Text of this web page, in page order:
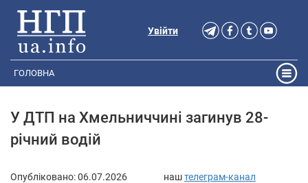
Увійти
ГОЛОВНА
У ДТП на Хмельниччині загинув 28-
річний водій
Опубліковано:06.07.2026 наштелеграм-канал